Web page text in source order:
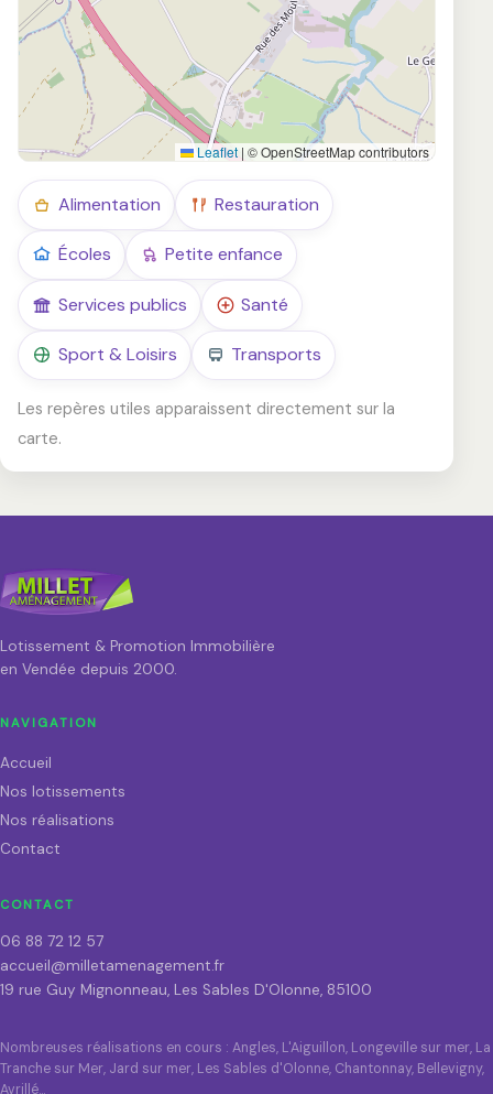
Leaflet | © OpenStreetMap contributors
Alimentation Restauration
Écoles Petite enfance
Services publics Santé
Sport & Loisirs Transports
Les repères utiles apparaissent directement sur la
carte.
Lotissement & Promotion Immobilière
en Vendée depuis 2000.
NAVIGATION
Accueil
Nos lotissements
Nos réalisations
Contact
CONTACT
06 88 72 12 57
accueil@milletamenagement.fr
19 rue Guy Mignonneau, Les Sables D'Olonne, 85100
Nombreuses réalisations en cours : Angles, L'Aiguillon, Longeville sur mer, La
Tranche sur Mer, Jard sur mer, Les Sables d'Olonne, Chantonnay, Bellevigny,
Avrillé…